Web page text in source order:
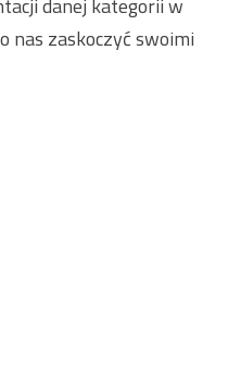
nas zaskoczyć swoimi